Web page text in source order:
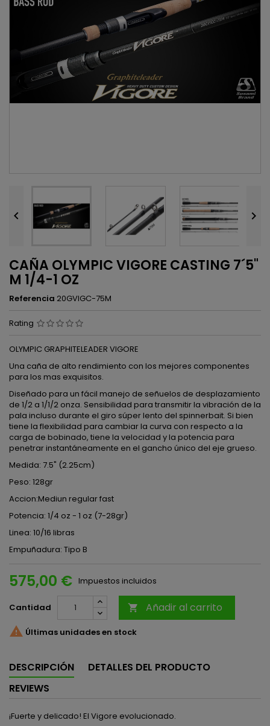
 
CAÑA OLYMPIC VIGORE CASTING 7´5"
M 1/4-1 OZ
Referencia 20GVIGC-75M
Rating
OLYMPIC GRAPHITELEADER VIGORE
Una caña de alto rendimiento con los mejores componentes
para los mas exquisitos.
Diseñado para un fácil manejo de señuelos de desplazamiento
de 1/2 a 1/1/2 onza. Sensibilidad para transmitir la vibración de la
pala incluso durante el giro súper lento del spinnerbait. Si bien
tiene la flexibilidad para cambiar la curva con respecto a la
carga de bobinado, tiene la velocidad y la potencia para
penetrar instantáneamente en el gancho único del eje grueso.
Medida: 7.5" (2.25cm)
Peso: 128gr
Accion:Mediun regular fast
Potencia: 1/4 oz - 1 oz (7-28gr)
Linea: 10/16 libras
Empuñadura: Tipo B
575,00 € Impuestos incluidos
Cantidad  Añadir al carrito
 Últimas unidades en stock
DESCRIPCIÓN
DETALLES DEL PRODUCTO
REVIEWS
¡Fuerte y delicado! El Vigore evolucionado.